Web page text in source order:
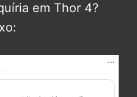
em Thor 4?